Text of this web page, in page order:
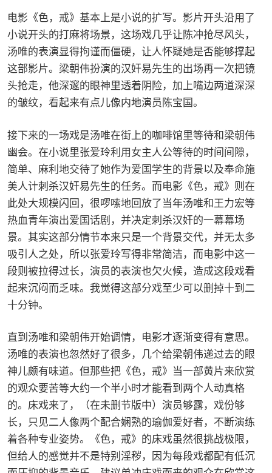
电影《色，戒》基本上是小说的扩写。影片开头沿用了
小说开头的打麻将场景，这场戏几乎让陈冲抢尽风头，
汤唯的表演显得拘谨而僵硬，让人怀疑她是否能够撑起
这部影片。梁朝伟扮演的汉奸易先生的出场再一次把镜
头抢走，他深邃的眼神里透着阴险，加上嘴边两道深深
的皱纹，看起来有点儿像内地演员陈宝国。
接下来的一场戏是汤唯在街上的咖啡馆里等待和梁朝伟
幽会。在小说里张爱玲利用女主人公等待的时间间隙，
简单、麻利地交待了她作为爱国学生的背景以及奉命施
美人计刺杀汉奸易先生的任务。而电影《色，戒》则在
此处大规模闪回，很啰嗦地回放了当年汤唯和王力宏等
热血青年演出爱国话剧，并决定刺杀汉奸的一幕幕场
景。其实这部分情节本来只是一个背景交代，并无太多
吸引人之处，所以张爱玲写得非常简洁，而电影中这一
段则被拉得过长，演员的表演也欠火候，造成这段戏看
起来沉闷而乏味。我觉得这部分戏至少可以删掉十到二
十分钟。
直到汤唯和梁朝伟开始调情，电影才逐渐变得有意思。
汤唯的表演也忽然好了很多，几个给梁朝伟递过去的眼
神儿颇有味道。但那些把《色，戒》当一部黄片来欣赏
的观众要苦等大约一个半小时才能看到两个人动真格
的。床戏来了，（在未删节版中）演员够露，戏份够
长，只见二人像两个配合娴熟的瑜伽爱好者，不断演练
着各种专业姿势。《色，戒》的床戏虽然很挑战极限，
但给人的感觉并不是特别淫秽，因为每段戏都配有低沉